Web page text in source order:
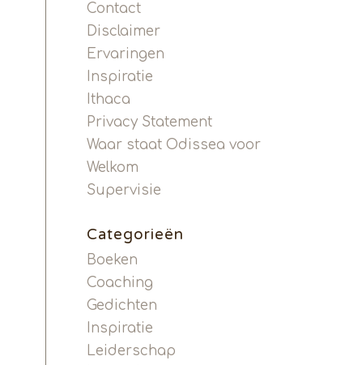
Contact
Disclaimer
Ervaringen
Inspiratie
Ithaca
Privacy Statement
Waar staat Odissea voor
Welkom
Supervisie
Categorieën
Boeken
Coaching
Gedichten
Inspiratie
Leiderschap